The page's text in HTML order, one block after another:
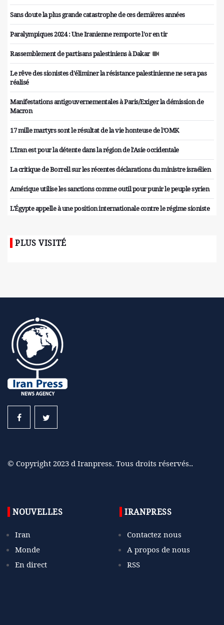
Sans doute la plus grande catastrophe de ces dernières années
Paralympiques 2024 : Une Iranienne remporte l'or en tir
Rassemblement de partisans palestiniens à Dakar
Le rêve des sionistes d'éliminer la résistance palestinienne ne sera pas
réalisé
Manifestations antigouvernementales à Paris/Exiger la démission de
Macron
17 mille martyrs sont le résultat de la vie honteuse de l’OMK
L'Iran est pour la détente dans la région de l'Asie occidentale
La critique de Borrell sur les récentes déclarations du ministre israélien
Amérique utilise les sanctions comme outil pour punir le peuple syrien
L'Égypte appelle à une position internationale contre le régime sioniste
PLUS VISITÉ
© Copyright 2023 d Iranpress. Tous droits réservés..
NOUVELLES
Iran
Monde
En direct
IRANPRESS
Contactez nous
A propos de nous
RSS